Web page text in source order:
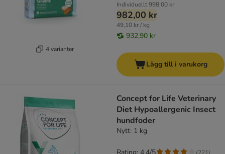
4 varianter
Individuellt998,00 kr
982,00 kr
49,10 kr / kg
932,90 kr
Lägg till i varukorg
Concept for Life Veterinary
Diet Hypoallergenic Insect
hundfoder
Nytt: 1 kg
(221)